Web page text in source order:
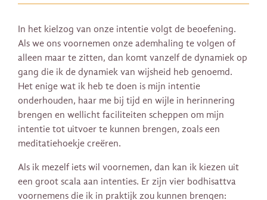
In het kielzog van onze intentie volgt de beoefening.
Als we ons voornemen onze ademhaling te volgen of
alleen maar te zitten, dan komt vanzelf de dynamiek op
gang die ik de dynamiek van wijsheid heb genoemd.
Het enige wat ik heb te doen is mijn intentie
onderhouden, haar me bij tijd en wijle in herinnering
brengen en wellicht faciliteiten scheppen om mijn
intentie tot uitvoer te kunnen brengen, zoals een
meditatiehoekje creëren.
Als ik mezelf iets wil voornemen, dan kan ik kiezen uit
een groot scala aan intenties. Er zijn vier bodhisattva
voornemens die ik in praktijk zou kunnen brengen: